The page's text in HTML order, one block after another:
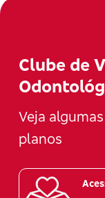
Clube de
Veja
planos